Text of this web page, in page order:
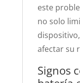
este
no solo
afectar su
Signos